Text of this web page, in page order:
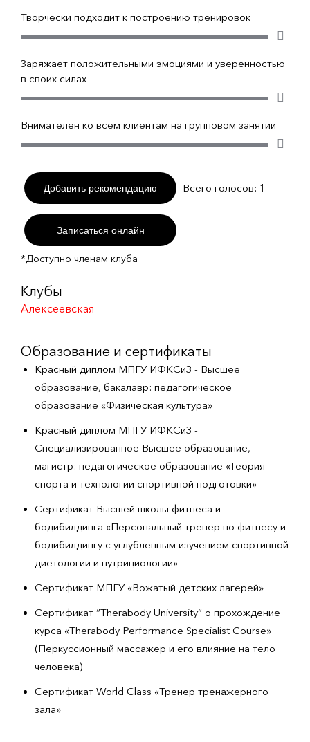
Творчески подходит к построению тренировок
Заряжает положительными эмоциями и уверенностью
в своих силах
Внимателен ко всем клиентам на групповом занятии
Добавить рекомендацию Всего голосов: 1
Записаться онлайн
*Доступно членам клуба
Клубы
Алексеевская
Образование и сертификаты
Красный диплом МПГУ ИФКСиЗ - Высшее
образование, бакалавр: педагогическое
образование «Физическая культура»
Красный диплом МПГУ ИФКСиЗ -
Специализированное Высшее образование,
магистр: педагогическое образование «Теория
спорта и технологии спортивной подготовки»
Сертификат Высшей школы фитнеса и
бодибилдинга «Персональный тренер по фитнесу и
бодибилдингу с углубленным изучением спортивной
диетологии и нутрициологии»
Сертификат МПГУ «Вожатый детских лагерей»
Сертификат “Therabody University” о прохождение
курса «Therabody Performance Specialist Course»
(Перкуссионный массажер и его влияние на тело
человека)
Сертификат World Class «Тренер тренажерного
зала»